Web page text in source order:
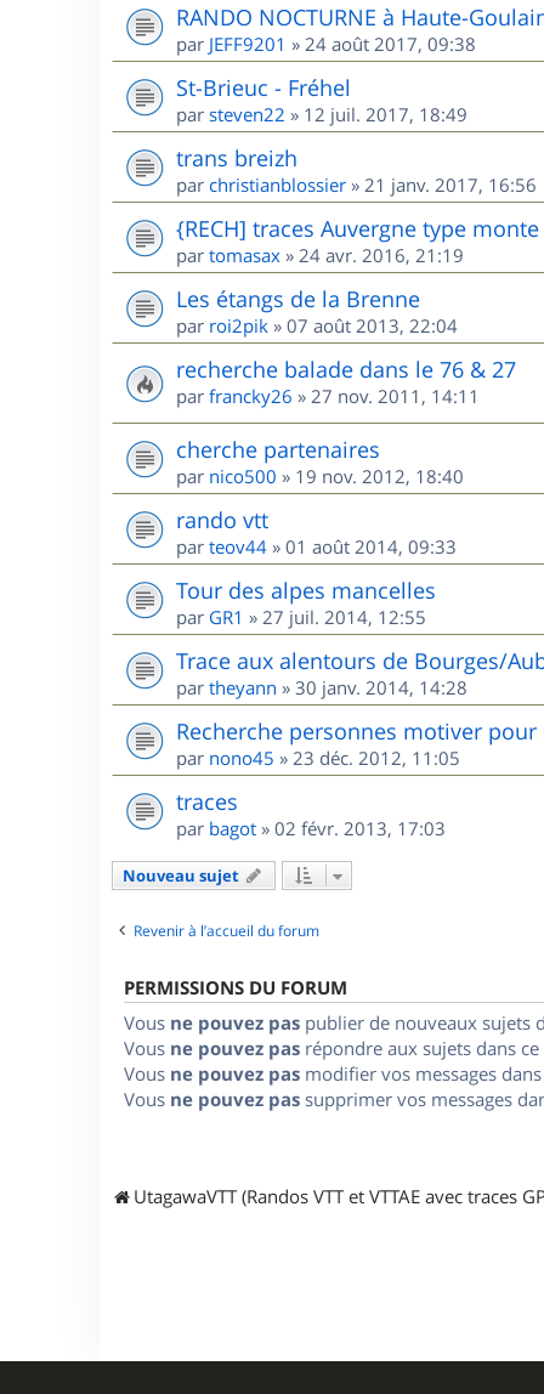
RANDO NOCTURNE à Haute-
par JEFF9201 » 24 août 2017, 09:38
St-Brieuc - Fréhel
par steven22 » 12 juil. 2017, 18:49
trans breizh
par christianblossier » 21 janv. 2017, 16:56
{RECH] traces Auvergne type
par tomasax » 24 avr. 2016, 21:19
Les étangs de la Brenne
par roi2pik » 07 août 2013, 22:04
recherche balade dans le 76 & 27
par francky26 » 27 nov. 2011, 14:11
cherche partenaires
par nico500 » 19 nov. 2012, 18:40
rando vtt
par teov44 » 01 août 2014, 09:33
Tour des alpes mancelles
par GR1 » 27 juil. 2014, 12:55
Trace aux alentours de Bourges/
par theyann » 30 janv. 2014, 14:28
Recherche personnes motiver
par nono45 » 23 déc. 2012, 11:05
traces
par bagot » 02 févr. 2013, 17:03
Nouveau sujet
Revenir à l’accueil du forum
PERMISSIONS DU FORUM
Vous ne pouvez pas publier de nouveaux sujets
Vous ne pouvez pas répondre aux sujets dans
Vous ne pouvez pas modifier vos messages
Vous ne pouvez pas supprimer vos messages
UtagawaVTT (Randos VTT et VTTAE avec traces